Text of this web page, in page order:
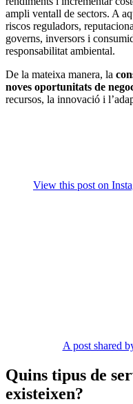
ampli ventall de sectors. A
riscos reguladors,
governs, inversors i
responsabilitat ambiental.
De la mateixa manera, la
noves oportunitats de
recursos, la innovació i
View this post on
A post shared
Quins tipus de
existeixen?